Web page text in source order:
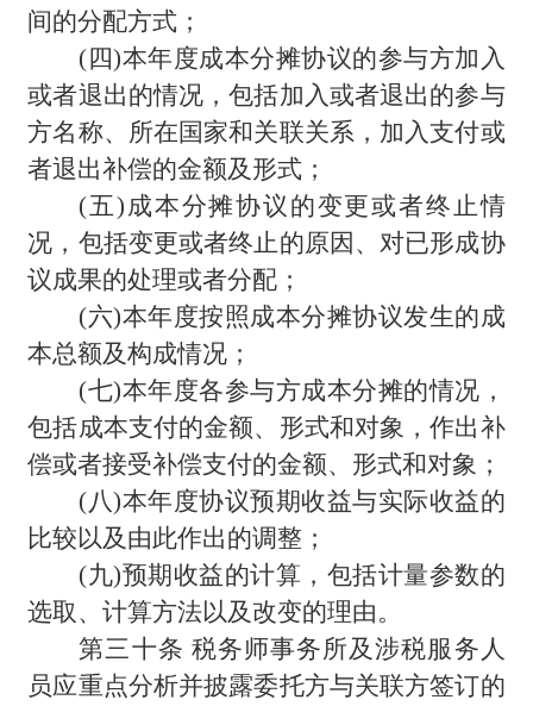
间的分配方式；
(四)本年度成本分摊协议的参与方加入
或者退出的情况，包括加入或者退出的参与
方名称、所在国家和关联关系，加入支付或
者退出补偿的金额及形式；
(五)成本分摊协议的变更或者终止情
况，包括变更或者终止的原因、对已形成协
议成果的处理或者分配；
(六)本年度按照成本分摊协议发生的成
本总额及构成情况；
(七)本年度各参与方成本分摊的情况，
包括成本支付的金额、形式和对象，作出补
偿或者接受补偿支付的金额、形式和对象；
(八)本年度协议预期收益与实际收益的
比较以及由此作出的调整；
(九)预期收益的计算，包括计量参数的
选取、计算方法以及改变的理由。
第三十条 税务师事务所及涉税服务人
员应重点分析并披露委托方与关联方签订的